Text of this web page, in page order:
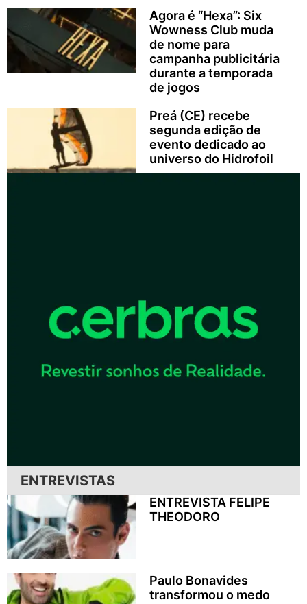
Agora é “Hexa”: Six
Wowness Club muda
de nome para
campanha publicitária
durante a temporada
de jogos
Preá (CE) recebe
segunda edição de
evento dedicado ao
universo do Hidrofoil
ENTREVISTAS
ENTREVISTA FELIPE
THEODORO
Paulo Bonavides
transformou o medo